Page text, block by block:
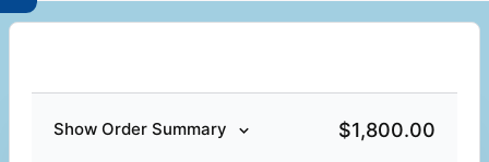
Show Order Summary $1,800.00